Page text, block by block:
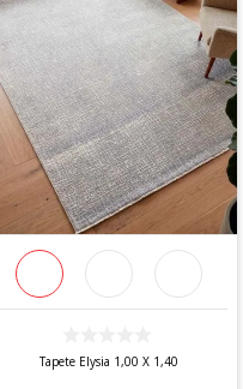
Tapete Elysia 1,00 X 1,40